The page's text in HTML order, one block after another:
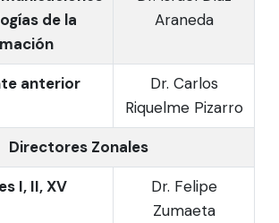
de la
Araneda
anterior
Dr. Carlos
Riquelme Pizarro
Directores Zonales
I, II, XV
Dr. Felipe
Zumaeta